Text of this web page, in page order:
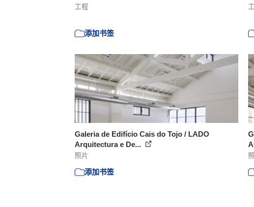
工程
添加书签
Galeria de Edifício Cais do Tojo / LADO
Arquitectura e De...
照片
添加书签